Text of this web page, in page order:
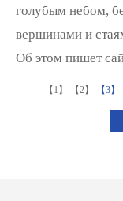
голубым небом,
вершинами и
Об этом пишет
【1】 【2】 【3】